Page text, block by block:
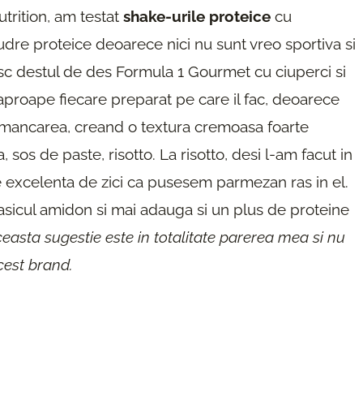
am testat shake-urile proteice cu
proteice deoarece nici nu sunt vreo sportiva si
destul de des Formula 1 Gourmet cu ciuperci si
fiecare preparat pe care il fac, deoarece
creand o textura cremoasa foarte
sos de paste, risotto. La risotto, desi l-am facut in
de zici ca pusesem parmezan ras in el.
amidon si mai adauga si un plus de proteine
sugestie este in totalitate parerea mea si nu
brand.